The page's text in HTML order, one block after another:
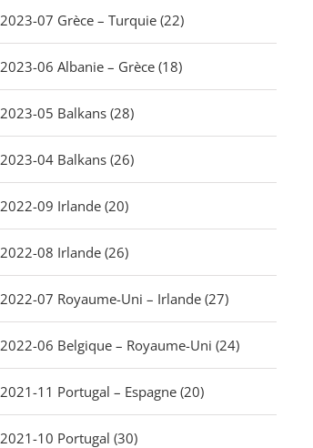
2023-07 Grèce – Turquie (22)
2023-06 Albanie – Grèce (18)
2023-05 Balkans (28)
2023-04 Balkans (26)
2022-09 Irlande (20)
2022-08 Irlande (26)
2022-07 Royaume-Uni – Irlande (27)
2022-06 Belgique – Royaume-Uni (24)
2021-11 Portugal – Espagne (20)
2021-10 Portugal (30)